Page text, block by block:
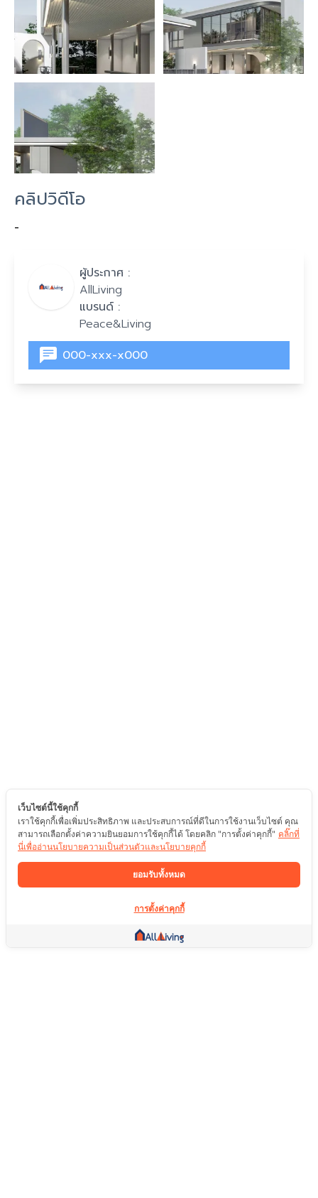
คลิปวิดีโอ
-
ผู้ประกาศ :
AllLiving
แบรนด์ :
Peace&Living
000-xxx-x000
เว็บไซต์นี้ใช้คุกกี้
เราใช้คุกกี้เพื่อเพิ่มประสิทธิภาพ และประสบการณ์ที่ดีในการใช้งานเว็บไซต์ คุณ
สามารถเลือกตั้งค่าความยินยอมการใช้คุกกี้ได้ โดยคลิก "การตั้งค่าคุกกี้" คลิ๊กที่
นี่เพื่ออ่านนโยบายความเป็นส่วนตัวและนโยบายคุกกี้
ยอมรับทั้งหมด
การตั้งค่าคุกกี้